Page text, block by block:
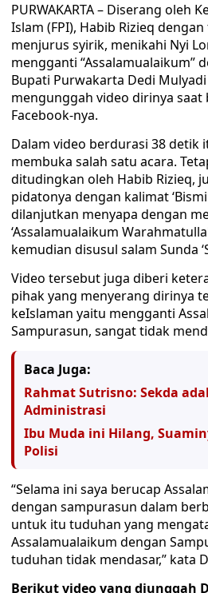
PURWAKARTA – Diserang oleh
Islam (FPI), Habib Rizieq
menjurus syirik, menikahi Nyi
mengganti “Assalamualaikum”
Bupati Purwakarta Dedi
mengunggah video dirinya
Facebook-nya.
Dalam video berdurasi 38 detik
membuka salah satu acara.
ditudingkan oleh Habib Rizieq,
pidatonya dengan kalimat
dilanjutkan menyapa dengan
‘Assalamualaikum
kemudian disusul salam Sunda
Video tersebut juga diberi
pihak yang menyerang dirinya
keIslaman yaitu mengganti
Sampurasun, sangat tidak
Baca Juga:
Rahmat Sutrisno: Sekda
Administrasi
Ibu Muda ini Hilang,
Polisi
“Selama ini saya berucap
dengan sampurasun dalam
untuk itu tuduhan yang
Assalamualaikum dengan
tuduhan tidak mendasar,” kata
Berikut video yang diunggah